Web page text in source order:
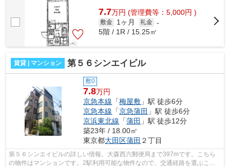
7.7万円 (管理費等：5,000円 )
敷金 1ヶ月 礼金 -
5階 / 1R / 15.25㎡
賃貸 | マンション 第５６シンエイビル
敷0
7.8万円
京急本線 「梅屋敷 」駅 徒歩6分
京急本線 「京急蒲田 」駅 徒歩6分
京浜東北線 「蒲田 」駅 徒歩12分
築23年 / 18.00㎡
東京都大田区蒲田 ２丁目
第５６シンエイビルの詳しい情報。大森西六郵便局まで397mです。こちら
の物件はマンションです。2駅利用可能な物件なので、交通経路を選ぶこと